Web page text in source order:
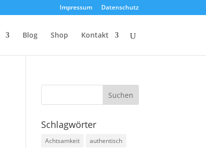
Impressum Datenschutz
Blog Shop Kontakt
Schlagwörter
Achtsamkeit
authentisch